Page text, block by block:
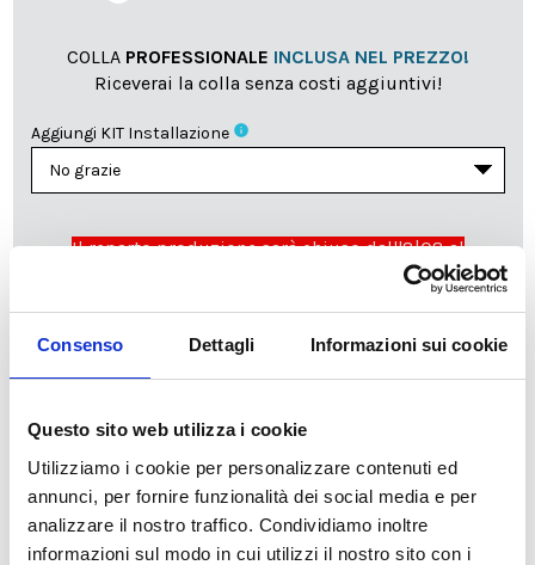
Consenso Dettagli Informazioni sui cookie
Questo sito web utilizza i cookie
Utilizziamo i cookie per personalizzare contenuti ed
annunci, per fornire funzionalità dei social media e per
analizzare il nostro traffico. Condividiamo inoltre
informazioni sul modo in cui utilizzi il nostro sito con i
COLLA PROFESSIONALE INCLUSA NEL PREZZO!
Riceverai la colla senza costi aggiuntivi!
Aggiungi KIT Installazione info
Il reparto produzione sarà chiuso dall'8|08 al
23|08|2026 pertanto tutti gli ordini effettuati dal 03|08
a partire dal 24|08|2026
spedizione necessari.
Disponibile
34,49 €
Tasse incluse